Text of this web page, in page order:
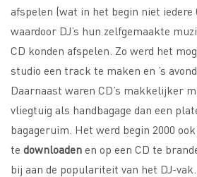
afspelen (wat in het begin niet iedere
waardoor DJ’s hun zelfgemaakte
CD konden afspelen. Zo werd het
studio een track te maken en ’s
Daarnaast waren CD’s makkelijker
vliegtuig als handbagage dan een
bagageruim. Het werd begin 2000
te downloadenen op een CD te
bij aan de populariteit van het DJ-